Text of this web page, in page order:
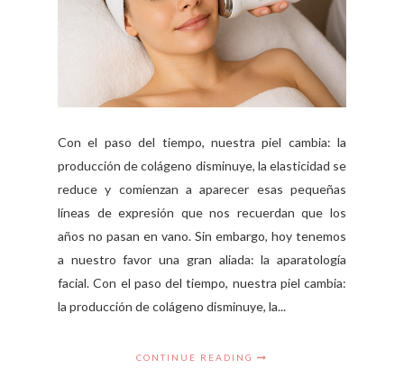
Con el paso del tiempo, nuestra piel cambia: la
producción de colágeno disminuye, la elasticidad se
reduce y comienzan a aparecer esas pequeñas
líneas de expresión que nos recuerdan que los
años no pasan en vano. Sin embargo, hoy tenemos
a nuestro favor una gran aliada: la aparatología
facial. Con el paso del tiempo, nuestra piel cambia:
la producción de colágeno disminuye, la...
CONTINUE READING